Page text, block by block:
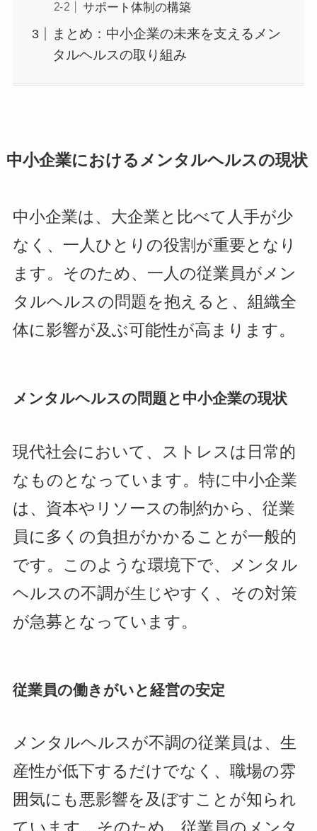
サポート体制の構築
まとめ：中小企業の未来を支えるメン
タルヘルスの取り組み
中小企業におけるメンタルヘルスの現状
中小企業は、大企業と比べて人手が少
なく、一人ひとりの役割が重要となり
ます。そのため、一人の従業員がメン
タルヘルスの問題を抱えると、組織全
体に影響が及ぶ可能性が高まります。
メンタルヘルスの問題と中小企業の現状
現代社会において、ストレスは日常的
なものとなっています。特に中小企業
は、資本やリソースの制約から、従業
員に多くの負担がかかることが一般的
です。このような環境下で、メンタル
ヘルスの不調が生じやすく、その対策
が急募となっています。
従業員の働きがいと経営の安定
メンタルヘルスが不調の従業員は、生
産性が低下するだけでなく、職場の雰
囲気にも悪影響を及ぼすことが知られ